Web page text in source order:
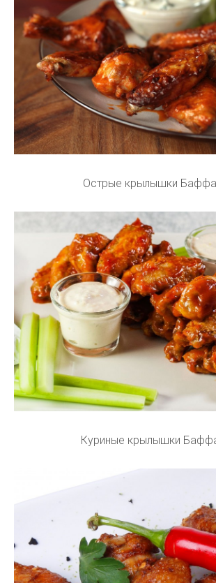
Острые крылышки
Куриные крылышки